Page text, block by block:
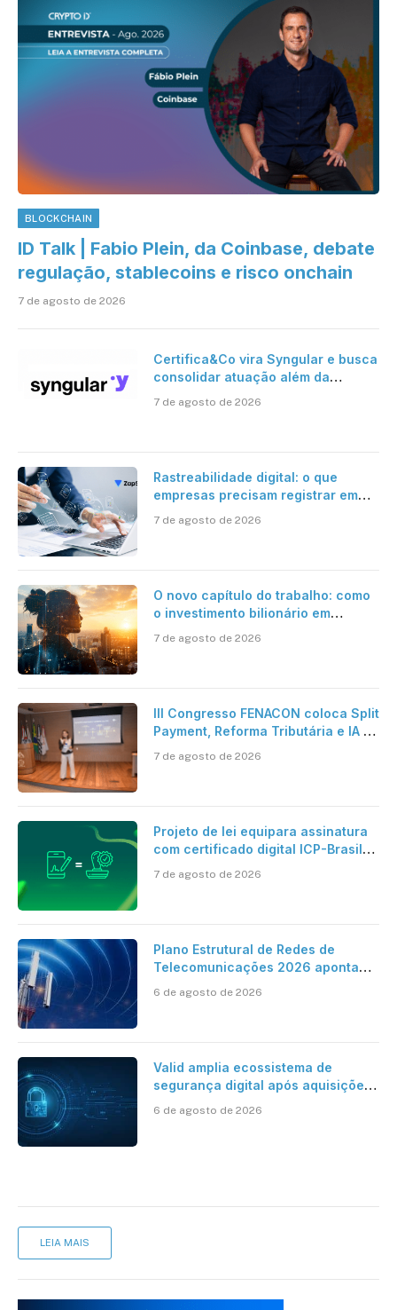
BLOCKCHAIN
ID Talk | Fabio Plein, da Coinbase, debate
regulação, stablecoins e risco onchain
7 de agosto de 2026
Certifica&Co vira Syngular e busca
consolidar atuação além da
certificação digital
7 de agosto de 2026
Rastreabilidade digital: o que
empresas precisam registrar em
jornadas digitais?
7 de agosto de 2026
O novo capítulo do trabalho: como
o investimento bilionário em
pesquisa científica revela a
verdadeira era da inteligência
7 de agosto de 2026
III Congresso FENACON coloca Split
Payment, Reforma Tributária e IA no
7 de agosto de 2026
Projeto de lei equipara assinatura
com certificado digital ICP-Brasil
cartório
7 de agosto de 2026
Plano Estrutural de Redes de
Telecomunicações 2026 aponta
mantém desafio
6 de agosto de 2026
Valid amplia ecossistema de
segurança digital após aquisições
6 de agosto de 2026
LEIA MAIS